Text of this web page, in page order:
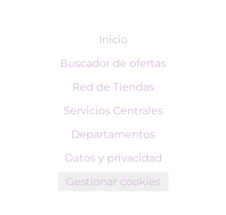
Inicio
Buscador de ofertas
Red de Tiendas
Servicios Centrales
Departamentos
Datos y privacidad
Gestionar cookies